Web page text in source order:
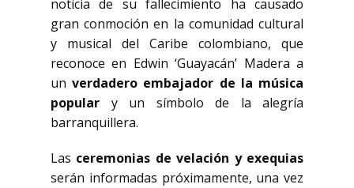
noticia de su fallecimiento ha causado
gran conmoción en la comunidad cultural
y musical del Caribe colombiano, que
reconoce en Edwin ‘Guayacán’ Madera a
unverdadero embajador de la música
popular y un símbolo de la alegría
barranquillera.
Las ceremonias de velación y exequias
serán informadas próximamente, una vez